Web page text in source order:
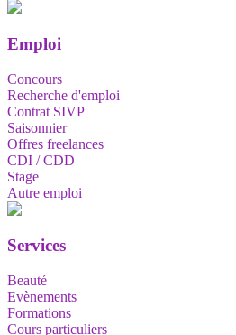
Emploi
Concours
Recherche d'emploi
Contrat SIVP
Saisonnier
Offres freelances
CDI / CDD
Stage
Autre emploi
Services
Beauté
Evènements
Formations
Cours particuliers